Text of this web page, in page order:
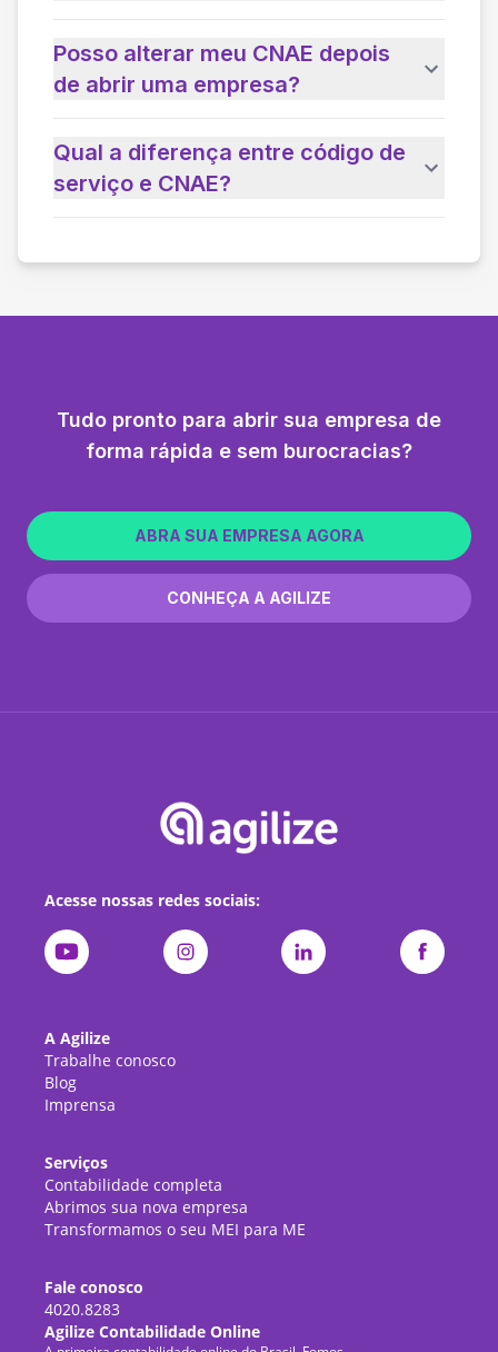
Posso alterar meu CNAE depois
de abrir uma empresa?
Qual a diferença entre código de
serviço e CNAE?
Tudo pronto para abrir sua empresa de
forma rápida e sem burocracias?
ABRA SUA EMPRESA AGORA
CONHEÇA A AGILIZE
Acesse nossas redes sociais:
A Agilize
Trabalhe conosco
Blog
Imprensa
Serviços
Contabilidade completa
Abrimos sua nova empresa
Transformamos o seu MEI para ME
Fale conosco
4020.8283
Agilize Contabilidade Online